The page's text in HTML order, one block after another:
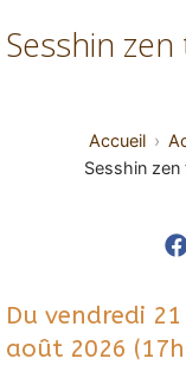
Sesshin
Accueil
Sesshin
Du vendredi
août 2026